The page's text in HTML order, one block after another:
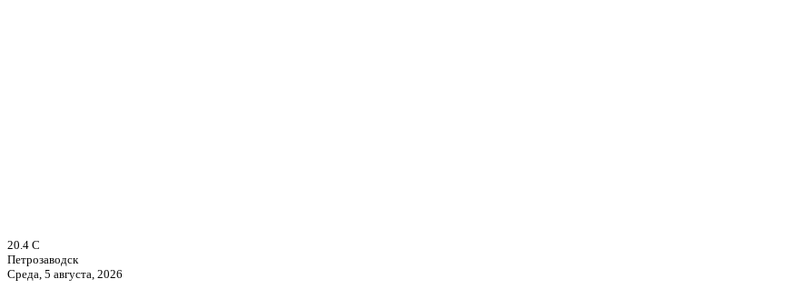
20.4 C
Петрозаводск
Среда, 5 августа, 2026